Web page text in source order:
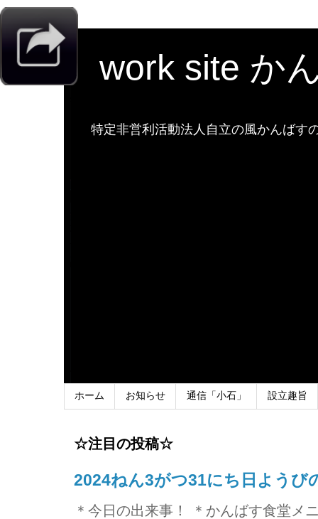
work site か
特定非営利活動法人自立の風かんばす
ホーム お知らせ 通信「小石」 設立趣旨
☆注目の投稿☆
2024ねん3がつ31にち日ようび
＊今日の出来事！ ＊かんばす食堂メ